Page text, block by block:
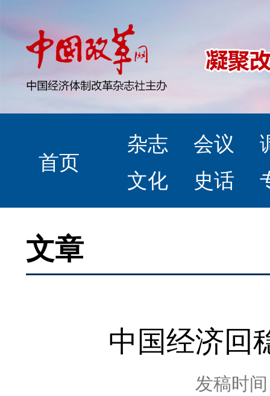
首页
杂志 会议
文化
史话
文章
中国经济回
发稿时